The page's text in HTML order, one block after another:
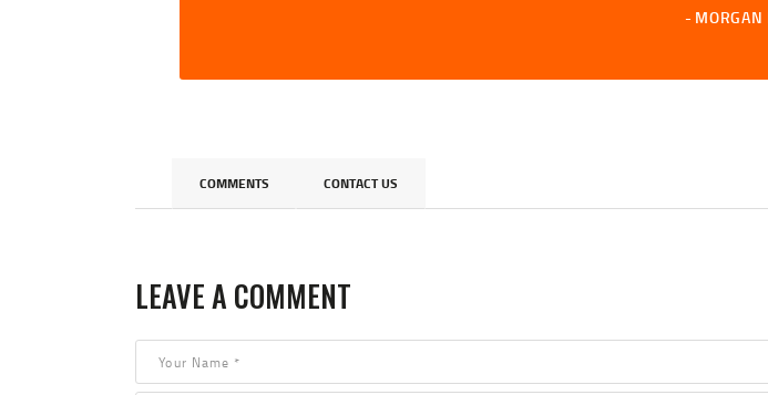
MORGAN
COMMENTS CONTACT US
LEAVE A COMMENT